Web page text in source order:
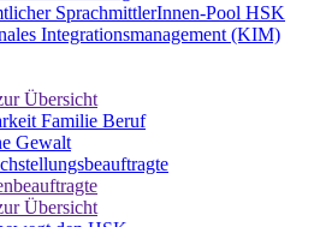
SprachmittlerInnen-Pool HSK
Integrationsmanagement (KIM)
Übersicht
Familie Beruf
Gewalt
Übersicht